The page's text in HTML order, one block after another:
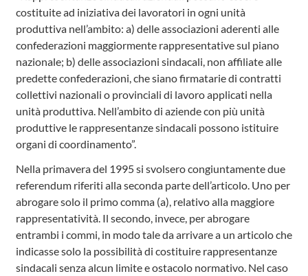
costituite ad iniziativa dei lavoratori in ogni unità
produttiva nell’ambito: a) delle associazioni aderenti alle
confederazioni maggiormente rappresentative sul piano
nazionale; b) delle associazioni sindacali, non affiliate alle
predette confederazioni, che siano firmatarie di contratti
collettivi nazionali o provinciali di lavoro applicati nella
unità produttiva. Nell’ambito di aziende con più unità
produttive le rappresentanze sindacali possono istituire
organi di coordinamento”.
Nella primavera del 1995 si svolsero congiuntamente due
referendum riferiti alla seconda parte dell’articolo. Uno per
abrogare solo il primo comma (a), relativo alla maggiore
rappresentatività. Il secondo, invece, per abrogare
entrambi i commi, in modo tale da arrivare a un articolo che
indicasse solo la possibilità di costituire rappresentanze
sindacali senza alcun limite e ostacolo normativo. Nel caso